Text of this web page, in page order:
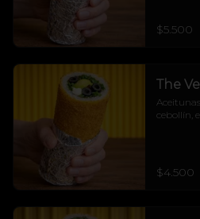
$5.500
The
cebollín,
$4.500